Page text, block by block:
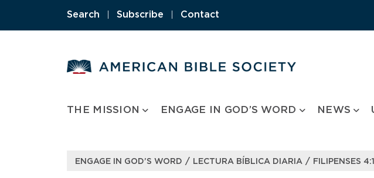
Search Subscribe Contact
THE MISSION ENGAGE IN GOD’S WORD NEWS
ENGAGE IN GOD’S WORD / LECTURA BÍBLICA DIARIA / FILIPENSES